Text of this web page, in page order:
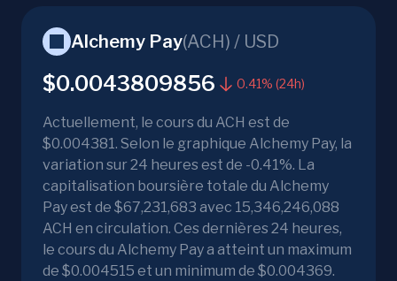
Alchemy Pay(ACH) / USD
$0.0043809856 0.41% (24h)
Actuellement, le cours du ACH est de
$0.004381. Selon le graphique Alchemy Pay, la
variation sur 24 heures est de -0.41%. La
capitalisation boursière totale du Alchemy
Pay est de $67,231,683 avec 15,346,246,088
ACH en circulation. Ces dernières 24 heures,
le cours du Alchemy Pay a atteint un maximum
de $0.004515 et un minimum de $0.004369.